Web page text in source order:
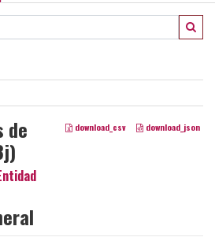
download_csv download_json
de